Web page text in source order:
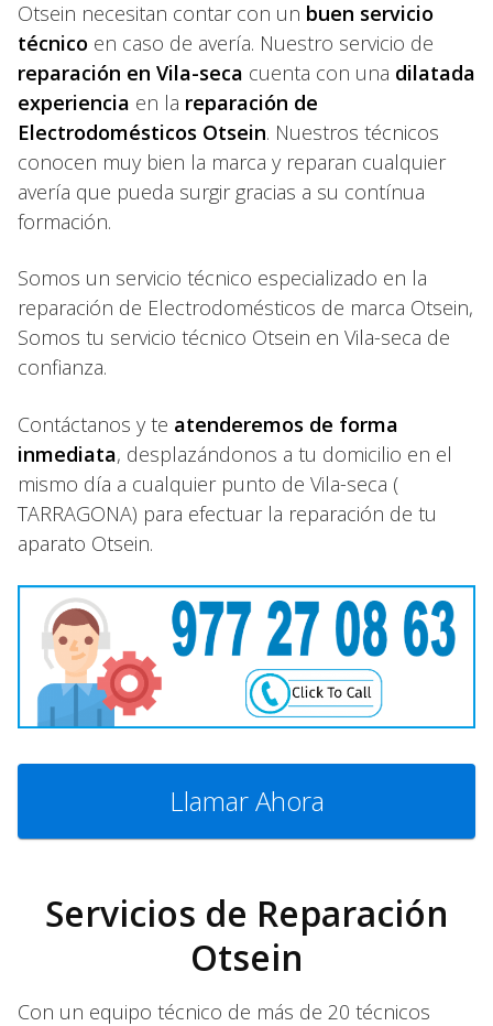
Otsein necesitan contar con un buen servicio
técnico en caso de avería. Nuestro servicio de
reparación en Vila-seca cuenta con una dilatada
experiencia en la reparación de
Electrodomésticos Otsein. Nuestros técnicos
conocen muy bien la marca y reparan cualquier
avería que pueda surgir gracias a su contínua
formación.
Somos un servicio técnico especializado en la
reparación de Electrodomésticos de marca Otsein,
Somos tu servicio técnico Otsein en Vila-seca de
confianza.
Contáctanos y te atenderemos de forma
inmediata, desplazándonos a tu domicilio en el
mismo día a cualquier punto de Vila-seca (
TARRAGONA) para efectuar la reparación de tu
aparato Otsein.
Llamar Ahora
Servicios de Reparación
Otsein
Con un equipo técnico de más de 20 técnicos